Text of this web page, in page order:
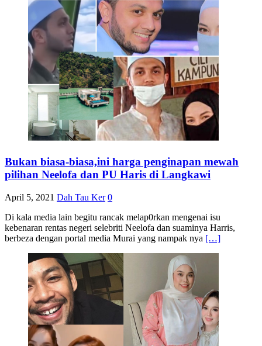
Bukan biasa-biasa,ini harga penginapan mewah
pilihan Neelofa dan PU Haris di Langkawi
April 5, 2021 Dah Tau Ker 0
Di kala media lain begitu rancak melap0rkan mengenai isu
kebenaran rentas negeri selebriti Neelofa dan suaminya Harris,
berbeza dengan portal media Murai yang nampak nya […]